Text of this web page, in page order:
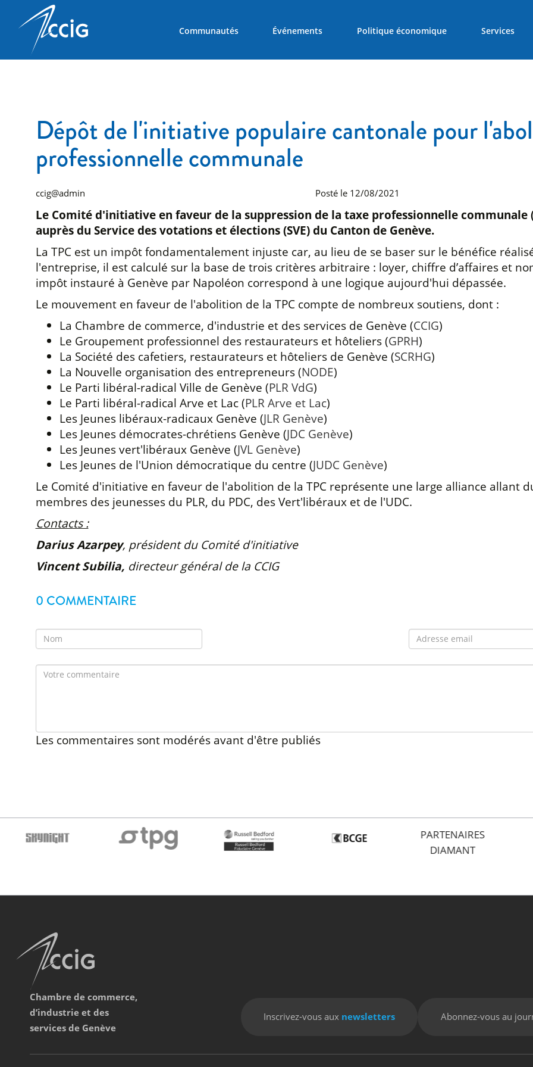
Communautés Événements Politique économique Services
Dépôt de l'initiative populaire cantonale pour
professionnelle communale
ccig@admin Posté le 12/08/2021
Le Comité d'initiative en faveur de la suppression de la taxe professionnelle communale
auprès du Service des votations et élections (SVE) du Canton de Genève.
La TPC est un impôt fondamentalement injuste car, au lieu de se baser sur le bénéfice
l'entreprise, il est calculé sur la base de trois critères arbitraire : loyer, chiffre d’affaires et
impôt instauré à Genève par Napoléon correspond à une logique aujourd'hui dépassée.
Le mouvement en faveur de l'abolition de la TPC compte de nombreux soutiens, dont :
La Chambre de commerce, d'industrie et des services de Genève (CCIG)
Le Groupement professionnel des restaurateurs et hôteliers (GPRH)
La Société des cafetiers, restaurateurs et hôteliers de Genève (SCRHG)
La Nouvelle organisation des entrepreneurs (NODE)
Le Parti libéral-radical Ville de Genève (PLR VdG)
Le Parti libéral-radical Arve et Lac (PLR Arve et Lac)
Les Jeunes libéraux-radicaux Genève (JLR Genève)
Les Jeunes démocrates-chrétiens Genève (JDC Genève)
Les Jeunes vert'libéraux Genève (JVL Genève)
Les Jeunes de l'Union démocratique du centre (JUDC Genève)
Le Comité d'initiative en faveur de l'abolition de la TPC représente une large alliance allant
membres des jeunesses du PLR, du PDC, des Vert'libéraux et de l'UDC.
Contacts :
Darius Azarpey, président du Comité d'initiative
Vincent Subilia, directeur général de la CCIG
0 COMMENTAIRE
Les commentaires sont modérés avant d'être publiés
PARTENAIRES
DIAMANT
Chambre de commerce,
d’industrie et des
services de Genève
Inscrivez-vous aux newsletters Abonnez-vous au